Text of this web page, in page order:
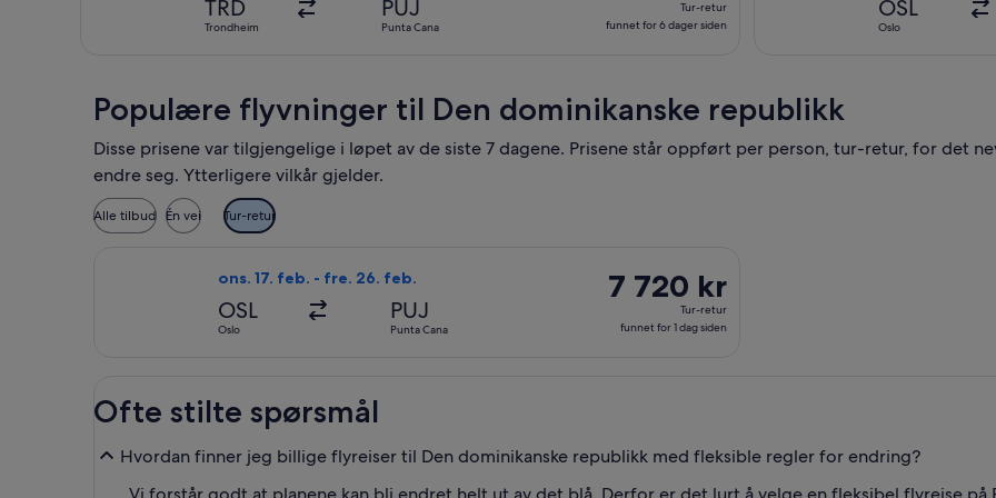
TRD
Trondheim
PUJ
Punta Cana
retur,
6
dager
siden
Tur-retur
funnet for 6 dager siden
OSL
Oslo
Populære flyvninger til Den dominikanske republikk
Disse prisene var tilgjengelige i løpet av de siste 7 dagene. Prisene står oppført per person, tur-retur, for det
endre seg. Ytterligere vilkår gjelder.
Alle tilbud Én vei Tur-retur
ons. 17. feb. - fre. 26. feb.
OSL
Oslo
PUJ
Punta Cana
7 720 kr
Tur-
retur,
7 720 kr
Tur-retur
funnet for 1 dag siden
Ofte stilte spørsmål
Hvordan finner jeg billige flyreiser til Den dominikanske republikk med fleksible regler for endring?